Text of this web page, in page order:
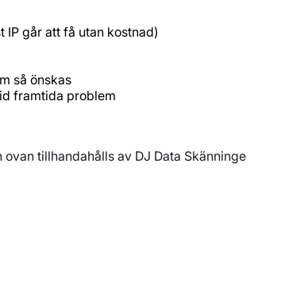
IP går att få utan kostnad)
så önskas
framtida problem
ovan tillhandahålls av DJ Data Skänninge